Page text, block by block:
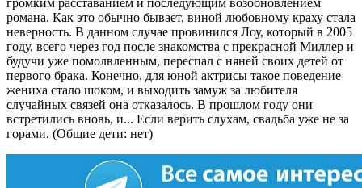
громким расставанием и последующим возобновлением
романа. Как это обычно бывает, виной любовному краху стала
неверность. В данном случае провинился Лоу, который в 2005
году, всего через год после знакомства с прекрасной Миллер и
будучи уже помолвленным, переспал с няней своих детей от
первого брака. Конечно, для юной актрисы такое поведение
жениха стало шоком, и выходить замуж за любителя
случайных связей она отказалось. В прошлом году они
встретились вновь, и... Если верить слухам, свадьба уже не за
горами. (Общие дети: нет)